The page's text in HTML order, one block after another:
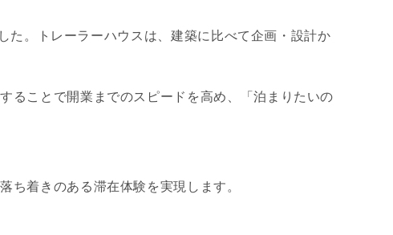
。トレーラーハウスは、建築に比べて企画・設計か
ることで開業までのスピードを高め、「泊まりたいの
着きのある滞在体験を実現します。